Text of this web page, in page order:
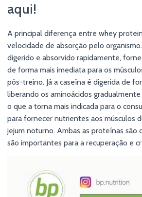
aqui!
A principal diferença entre whey
velocidade de absorção pelo
digerido e absorvido rapidamente,
de forma mais imediata para os
pós-treino. Já a caseína é digerida de
liberando os aminoácidos
o que a torna mais indicada para o
para fornecer nutrientes aos músculos
jejum noturno. Ambas as proteínas são
são importantes para a recuperação e